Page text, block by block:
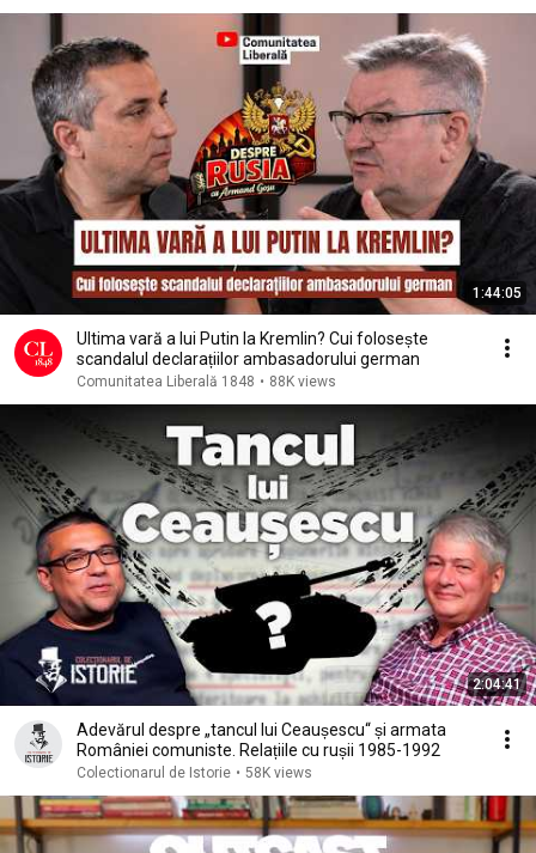
1:44:05
Ultima vară a lui Putin la Kremlin? Cui folosește
scandalul declarațiilor ambasadorului german
Comunitatea Liberală 1848 • 88K views
2:04:41
Adevărul despre „tancul lui Ceaușescu“ și armata
României comuniste. Relațiile cu rușii 1985-1992
Colectionarul de Istorie • 58K views